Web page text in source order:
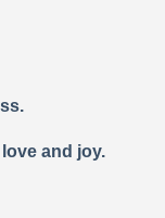
and joy.